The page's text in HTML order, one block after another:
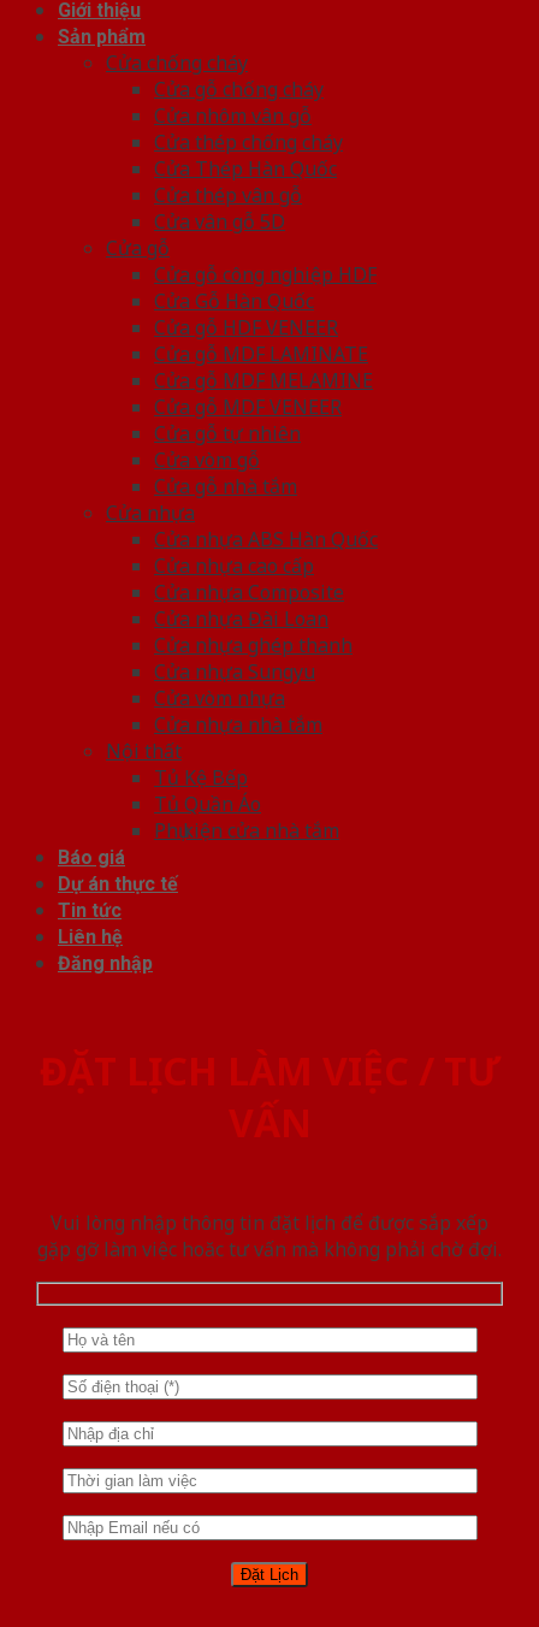
Giới thiệu
Sản phẩm
Cửa chống cháy
Cửa gỗ chống cháy
Cửa nhôm vân gỗ
Cửa thép chống cháy
Cửa Thép Hàn Quốc
Cửa thép vân gỗ
Cửa vân gỗ 5D
Cửa gỗ
Cửa gỗ công nghiệp HDF
Cửa Gỗ Hàn Quốc
Cửa gỗ HDF VENEER
Cửa gỗ MDF LAMINATE
Cửa gỗ MDF MELAMINE
Cửa gỗ MDF VENEER
Cửa gỗ tự nhiên
Cửa vòm gỗ
Cửa gỗ nhà tắm
Cửa nhựa
Cửa nhựa ABS Hàn Quốc
Cửa nhựa cao cấp
Cửa nhựa Composite
Cửa nhựa Đài Loan
Cửa nhựa ghép thanh
Cửa nhựa Sungyu
Cửa vòm nhựa
Cửa nhựa nhà tắm
Nội thất
Tủ Kệ Bếp
Tủ Quần Áo
Phụ kiện cửa nhà tắm
Báo giá
Dự án thực tế
Tin tức
Liên hệ
Đăng nhập
ĐẶT LỊCH LÀM VIỆC / TƯ
VẤN
Vui lòng nhập thông tin đặt lịch để được sắp xếp
gặp gỡ làm việc hoăc tư vấn mà không phải chờ đợi.